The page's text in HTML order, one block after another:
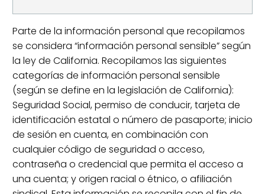
Parte de la información personal que recopilamos
se considera “información personal sensible” según
la ley de California. Recopilamos las siguientes
categorías de información personal sensible
(según se define en la legislación de California):
Seguridad Social, permiso de conducir, tarjeta de
identificación estatal o número de pasaporte; inicio
de sesión en cuenta, en combinación con
cualquier código de seguridad o acceso,
contraseña o credencial que permita el acceso a
una cuenta; y origen racial o étnico, o afiliación